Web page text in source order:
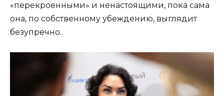
«перекроенными» и ненастоящими, пока сама
она, по собственному убеждению, выглядит
безупречно.